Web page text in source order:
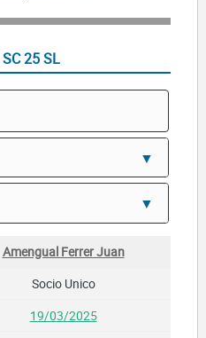
SC 25 SL
Amengual Ferrer Juan
Socio Unico
19/03/2025